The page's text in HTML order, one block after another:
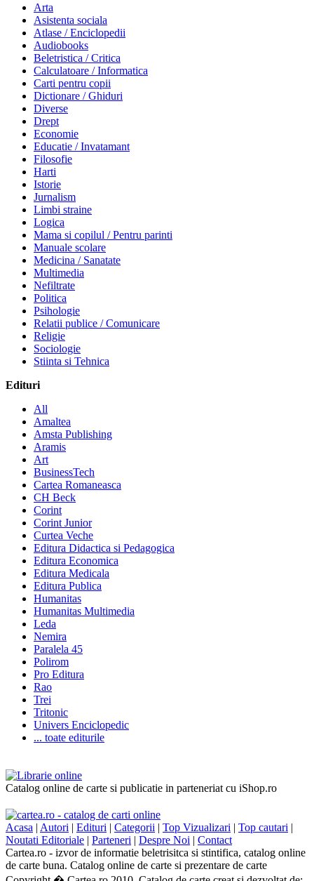
Arta
Asistenta sociala
Atlase / Enciclopedii
Audiobooks
Beletristica / Critica
Calculatoare / Informatica
Carti pentru copii
Dictionare / Ghiduri
Diverse
Drept
Economie
Educatie / Invatamant
Filosofie
Harti
Istorie
Jurnalism
Limbi straine
Logica
Mama si copilul / Pentru parinti
Manuale scolare
Medicina / Sanatate
Multimedia
Nefiltrate
Politica
Psihologie
Relatii publice / Comunicare
Religie
Sociologie
Stiinta si Tehnica
Edituri
All
Amaltea
Amsta Publishing
Aramis
Art
BusinessTech
Cartea Romaneasca
CH Beck
Corint
Corint Junior
Curtea Veche
Editura Didactica si Pedagogica
Editura Economica
Editura Medicala
Editura Publica
Humanitas
Humanitas Multimedia
Leda
Nemira
Paralela 45
Polirom
Pro Editura
Rao
Trei
Tritonic
Univers Enciclopedic
... toate editurile
Catalog online de carte si publicatie in parteneriat cu iShop.ro
Acasa | Autori | Edituri | Categorii | Top Vizualizari | Top cautari |
Noutati Editoriale | Parteneri | Despre Noi | Contact
Cartea.ro - izvor de informatie beletrisitca si stintifica, catalog online
de carte buna. Catalog online de carte si prezentare de carte